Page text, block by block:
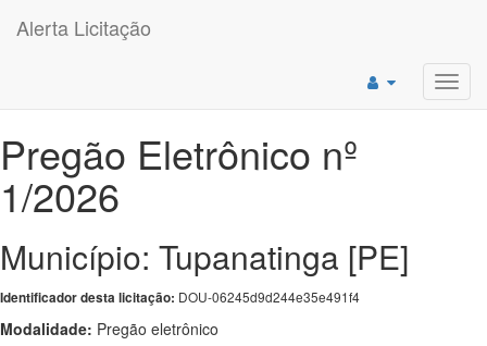
Alerta Licitação
Pregão Eletrônico nº
1/2026
Município: Tupanatinga [PE]
Identificador desta licitação: DOU-06245d9d244e35e491f4
Modalidade: Pregão eletrônico